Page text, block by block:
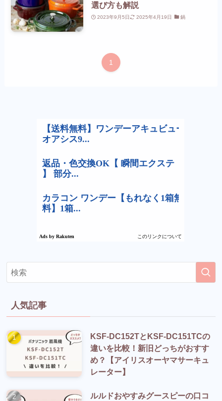
選び方も解説
2023年9月5日 2025年4月19日 鍋
1
人気記事
KSF-DC152TとKSF-DC151TCの
違いを比較！新旧どっちがおすす
め？【アイリスオーヤマサーキュ
レーター】
ルルドおやすみグースピーの口コ